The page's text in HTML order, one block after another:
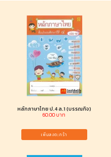
หลักภาษาไทย ป.4 ล.1 (บรรณกิจ)
60.00 บาท
เพิ่มลงตะกร้า